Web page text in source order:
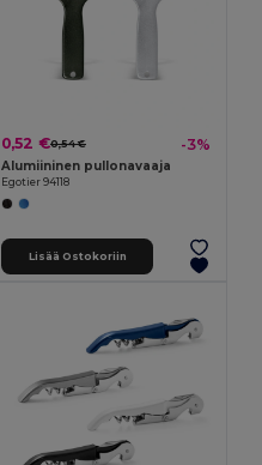
0,52 €0,54 € -3%
Alumiininen pullonavaaja
Egotier 94118
Lisää Ostokoriin